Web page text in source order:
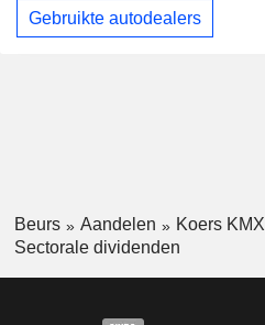
Gebruikte autodealers
Beurs Aandelen Koers KMX
Sectorale dividenden